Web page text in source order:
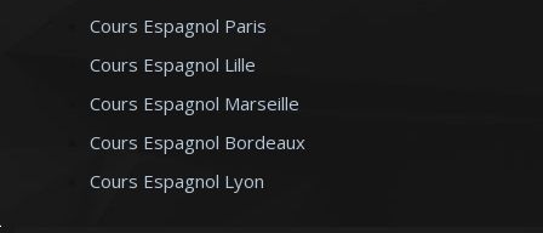
Cours Espagnol Paris
Cours Espagnol Lille
Cours Espagnol Marseille
Cours Espagnol Bordeaux
Cours Espagnol Lyon